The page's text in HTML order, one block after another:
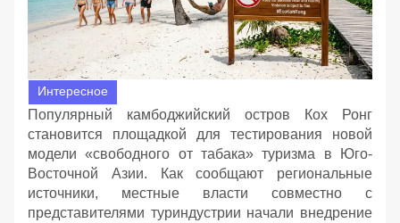
Интересное
Популярный камбоджийский остров Кох Ронг
становится площадкой для тестирования новой
модели «свободного от табака» туризма в Юго-
Восточной Азии. Как сообщают региональные
источники, местные власти совместно с
представителями туриндустрии начали внедрение